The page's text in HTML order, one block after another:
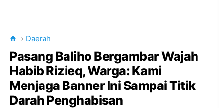
Daerah
Pasang Baliho Bergambar Wajah
Habib Rizieq, Warga: Kami
Menjaga Banner Ini Sampai Titik
Darah Penghabisan